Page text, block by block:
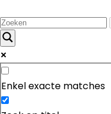
Enkel exacte matches